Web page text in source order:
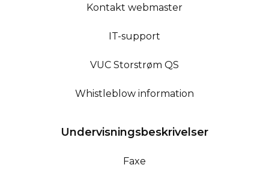
Kontakt webmaster
IT-support
VUC Storstrøm QS
Whistleblow information
Undervisningsbeskrivelser
Faxe